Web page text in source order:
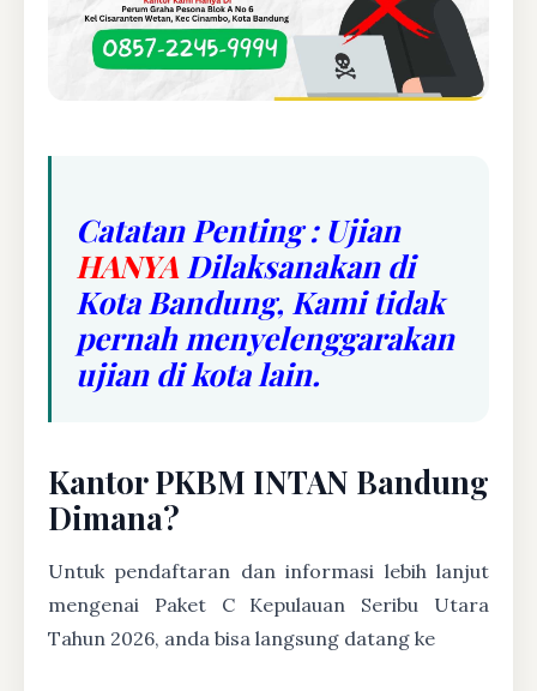
Catatan Penting : Ujian
HANYA Dilaksanakan di
Kota Bandung, Kami tidak
pernah menyelenggarakan
ujian di kota lain.
Kantor PKBM INTAN Bandung
Dimana?
Untuk pendaftaran dan informasi lebih lanjut
mengenai Paket C Kepulauan Seribu Utara
Tahun 2026, anda bisa langsung datang ke